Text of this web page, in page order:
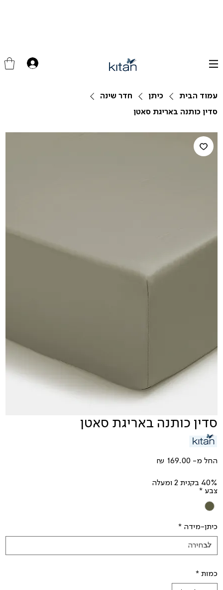
עמוד הבית כיתן
חדר שינה
סדין כותנה באריגת סאטן
סדין כותנה באריגת סאטן
החל מ-
40% בקנית 2 ומעלה
צבע *
כיתן-מידה *
כמות *